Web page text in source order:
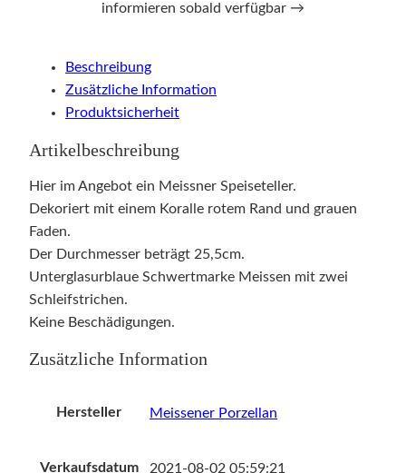
informieren sobald verfügbar →
Beschreibung
Zusätzliche Information
Produktsicherheit
Artikelbeschreibung
Hier im Angebot ein Meissner Speiseteller.
Dekoriert mit einem Koralle rotem Rand und grauen
Faden.
Der Durchmesser beträgt 25,5cm.
Unterglasurblaue Schwertmarke Meissen mit zwei
Schleifstrichen.
Keine Beschädigungen.
Zusätzliche Information
Hersteller Meissener Porzellan
Verkaufsdatum 2021-08-02 05:59:21